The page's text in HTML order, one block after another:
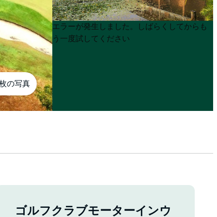
の写真
Product
List
Product
List
エラーが発生しました。しばらくしてからも
う一度試してください
ゴルフクラブモーターインウ